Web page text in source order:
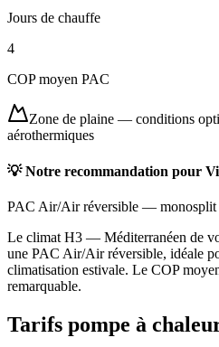
Jours de chauffe
4
COP moyen PAC
Zone de plaine — conditions
aérothermiques
💡 Notre recommandation pour
PAC Air/Air réversible —
Le climat H3 — Méditerranéen de
une PAC Air/Air réversible, idéale
climatisation estivale. Le COP
remarquable.
Tarifs pompe à